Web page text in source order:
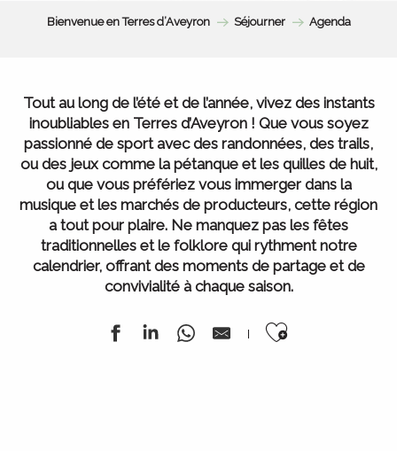
Bienvenue en Terres d’Aveyron Séjourner Agenda
Tout au long de l’été et de l’année, vivez des instants
inoubliables en Terres d’Aveyron ! Que vous soyez
passionné de sport avec des randonnées, des trails,
ou des jeux comme la pétanque et les quilles de huit,
ou que vous préfériez vous immerger dans la
musique et les marchés de producteurs, cette région
a tout pour plaire. Ne manquez pas les fêtes
traditionnelles et le folklore qui rythment notre
calendrier, offrant des moments de partage et de
convivialité à chaque saison.
Ajouter
Festival de la randonnée